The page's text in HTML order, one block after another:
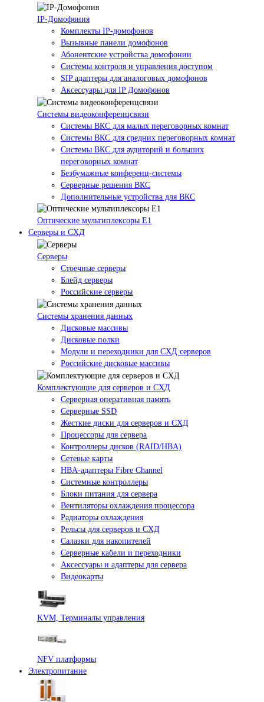
IP-Домофония
Комплекты IP-домофонов
Вызывные панели домофонов
Абонентские устройства домофонии
Системы контроля и управления доступом
SIP адаптеры для аналоговых домофонов
Аксессуары для IP Домофонов
Системы видеоконференцсвязи
Системы ВКС для малых переговорных комнат
Системы ВКС для средних переговорных комнат
Системы ВКС для аудиторий и больших
переговорных комнат
Безбумажные конференц-системы
Серверные решения ВКС
Дополнительные устройства для ВКС
Оптические мультиплексоры Е1
Серверы и СХД
Серверы
Стоечные серверы
Блейд серверы
Российские серверы
Системы хранения данных
Дисковые массивы
Дисковые полки
Модули и переходники для СХД серверов
Российские дисковые массивы
Комплектующие для серверов и СХД
Серверная оперативная память
Серверные SSD
Жесткие диски для серверов и СХД
Процессоры для сервера
Контроллеры дисков (RAID/HBA)
Сетевые карты
HBA-адаптеры Fibre Channel
Системные контроллеры
Блоки питания для сервера
Вентиляторы охлаждения процессора
Радиаторы охлаждения
Рельсы для серверов и СХД
Салазки для накопителей
Серверные кабели и переходники
Аксессуары и адаптеры для сервера
Видеокарты
KVM, Терминалы управления
NFV платформы
Электропитание